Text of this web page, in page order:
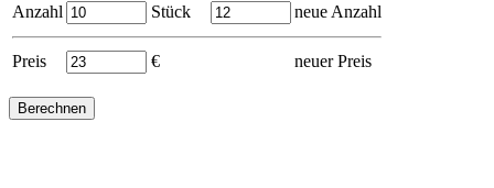
Anzahl Stück neue Anzahl
Preis € neuer Preis